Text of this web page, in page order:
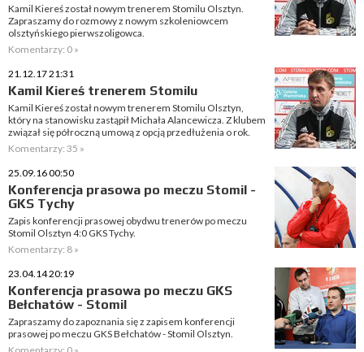
Kamil Kiereś został nowym trenerem Stomilu Olsztyn.
Zapraszamy do rozmowy z nowym szkoleniowcem
olsztyńskiego pierwszoligowca.
Komentarzy: 0 »
21.12.17 21:31
Kamil Kiereś trenerem Stomilu
Kamil Kiereś został nowym trenerem Stomilu Olsztyn,
który na stanowisku zastąpił Michała Alancewicza. Z klubem
związał się półroczną umową z opcją przedłużenia o rok.
Komentarzy: 35 »
25.09.16 00:50
Konferencja prasowa po meczu Stomil -
GKS Tychy
Zapis konferencji prasowej obydwu trenerów po meczu
Stomil Olsztyn 4:0 GKS Tychy.
Komentarzy: 8 »
23.04.14 20:19
Konferencja prasowa po meczu GKS
Bełchatów - Stomil
Zapraszamy do zapoznania się z zapisem konferencji
prasowej po meczu GKS Bełchatów - Stomil Olsztyn.